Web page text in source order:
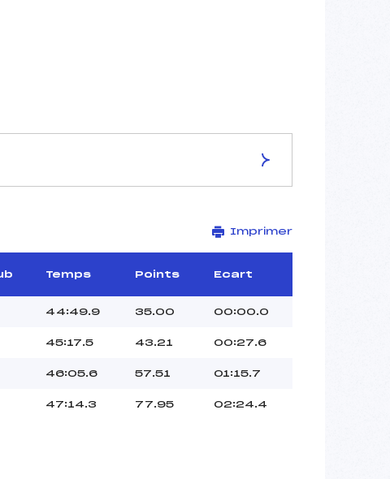
–
15 km
Imprimer
Temps Points Ecart
44:49.9 35.00 00:00.0
45:17.5 43.21 00:27.6
46:05.6 57.51 01:15.7
47:14.3 77.95 02:24.4